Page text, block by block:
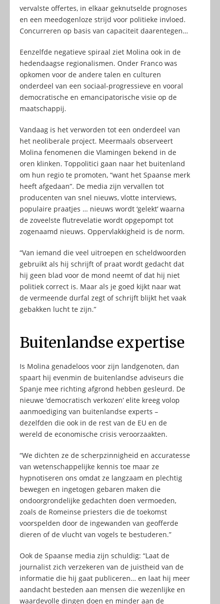
vervalste offertes, in elkaar geknutselde prognoses
en een meedogenloze strijd voor politieke invloed.
Concurreren op basis van capaciteit daarentegen…
Eenzelfde negatieve spiraal ziet Molina ook in de
hedendaagse regionalismen. Onder Franco was
opkomen voor de andere talen en culturen
onderdeel van een sociaal-progressieve en vooral
democratische en emancipatorische visie op de
maatschappij.
Vandaag is het verworden tot een onderdeel van
het neoliberale project. Meermaals observeert
Molina fenomenen die Vlamingen bekend in de
oren klinken. Toppolitici gaan naar het buitenland
om hun regio te promoten, “want het Spaanse merk
heeft afgedaan”. De media zijn vervallen tot
producenten van snel nieuws, vlotte interviews,
populaire praatjes … nieuws wordt ‘gelekt’ waarna
de zoveelste flutrevelatie wordt opgepompt tot
zogenaamd nieuws. Oppervlakkigheid is de norm.
“Van iemand die veel uitroepen en scheldwoorden
gebruikt als hij schrijft of praat wordt gedacht dat
hij geen blad voor de mond neemt of dat hij niet
politiek correct is. Maar als je goed kijkt naar wat
de vermeende durfal zegt of schrijft blijkt het vaak
gebakken lucht te zijn.”
Buitenlandse expertise
Is Molina genadeloos voor zijn landgenoten, dan
spaart hij evenmin de buitenlandse adviseurs die
Spanje mee richting afgrond hebben gesleurd. De
nieuwe ‘democratisch verkozen’ elite kreeg volop
aanmoediging van buitenlandse experts –
dezelfden die ook in de rest van de EU en de
wereld de economische crisis veroorzaakten.
“We dichten ze de scherpzinnigheid en accuratesse
van wetenschappelijke kennis toe maar ze
hypnotiseren ons omdat ze langzaam en plechtig
bewegen en ingetogen gebaren maken die
ondoorgrondelijke gedachten doen vermoeden,
zoals de Romeinse priesters die de toekomst
voorspelden door de ingewanden van geofferde
dieren of de vlucht van vogels te bestuderen.”
Ook de Spaanse media zijn schuldig: “Laat de
journalist zich verzekeren van de juistheid van de
informatie die hij gaat publiceren… en laat hij meer
aandacht besteden aan mensen die wezenlijke en
waardevolle dingen doen en minder aan de